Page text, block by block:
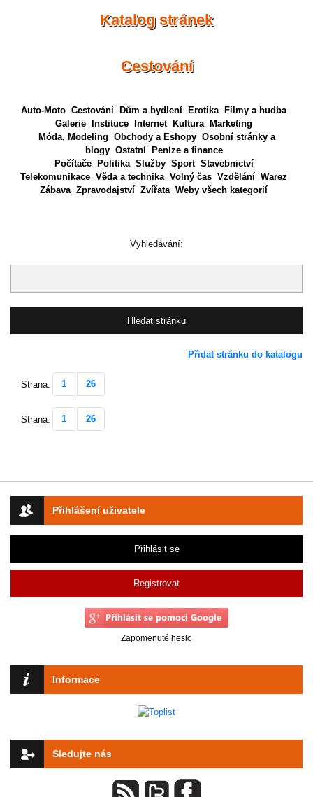
Přihlášení uživatele
Přihlásit se
Registrovat
Zapomenuté heslo
Informace
Sledujte nás
Katalog stránek
Cestování
Auto-Moto Cestování Dům a bydlení Erotika
Filmy a hudba
Galerie
Instituce Internet Kultura
Marketing
Móda, Modeling Obchody a Eshopy Osobní stránky a
blogy Ostatní
Peníze a finance
Počítače
Politika Služby Sport Stavebnictví
Telekomunikace Věda a technika Volný čas Vzdělání Warez
Zábava Zpravodajství Zvířata Weby všech kategorií
Vyhledávání:
Přidat stránku do katalogu
Strana: 1 26
Strana: 1 26